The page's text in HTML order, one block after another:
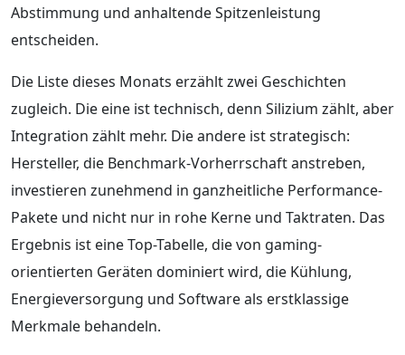
Abstimmung und anhaltende Spitzenleistung
entscheiden.
Die Liste dieses Monats erzählt zwei Geschichten
zugleich. Die eine ist technisch, denn Silizium zählt, aber
Integration zählt mehr. Die andere ist strategisch:
Hersteller, die Benchmark-Vorherrschaft anstreben,
investieren zunehmend in ganzheitliche Performance-
Pakete und nicht nur in rohe Kerne und Taktraten. Das
Ergebnis ist eine Top-Tabelle, die von gaming-
orientierten Geräten dominiert wird, die Kühlung,
Energieversorgung und Software als erstklassige
Merkmale behandeln.